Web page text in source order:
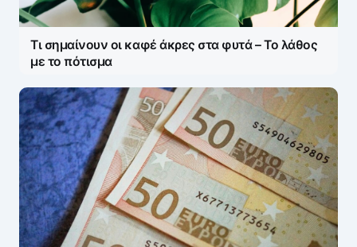
Τι σημαίνουν οι καφέ άκρες στα φυτά – Το λάθος
με το πότισμα